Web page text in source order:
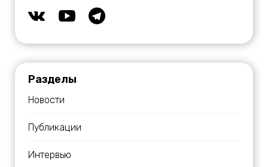
Разделы
Новости
Публикации
Интервью